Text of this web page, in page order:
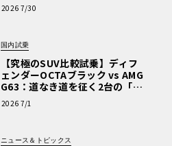
術と、プロがフックス製オイル
を選ぶ理由〈PR〉
2026 7/30
国内試乗
【究極のSUV比較試乗】ディフ
ェンダーOCTAブラック vs AMG
G63：道なき道を征く2台の「対
極的アプローチ」
2026 7/1
ニュース＆トピックス